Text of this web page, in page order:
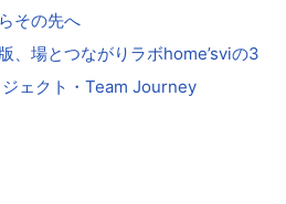
その先へ
、場とつながりラボhome’sviの3
ェクト・Team Journey